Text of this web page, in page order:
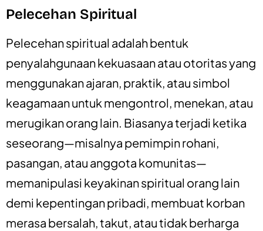
Pelecehan Spiritual
Pelecehan spiritual adalah bentuk
penyalahgunaan kekuasaan atau otoritas yang
menggunakan ajaran, praktik, atau simbol
keagamaan untuk mengontrol, menekan, atau
merugikan orang lain. Biasanya terjadi ketika
seseorang—misalnya pemimpin rohani,
pasangan, atau anggota komunitas—
memanipulasi keyakinan spiritual orang lain
demi kepentingan pribadi, membuat korban
merasa bersalah, takut, atau tidak berharga